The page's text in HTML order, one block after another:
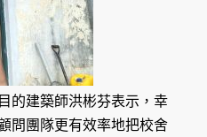
的建築師洪彬芬表示，幸
問團隊更有效率地把校舍